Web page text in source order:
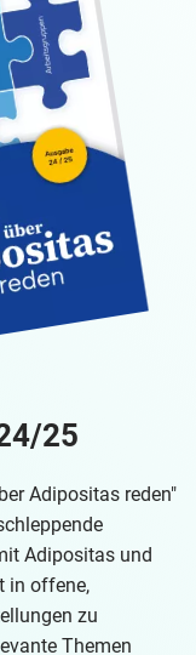
25
Adipositas reden"
Adipositas und
in offene,
zu
Themen